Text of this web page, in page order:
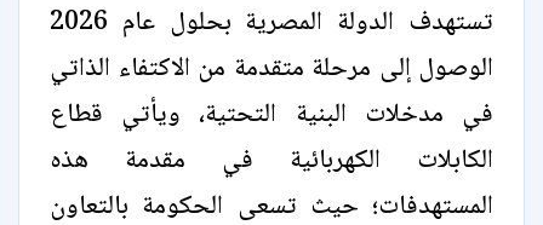
تستهدف الدولة المصرية بحلول عام 2026
الوصول إلى مرحلة متقدمة من الاكتفاء الذاتي
في مدخلات البنية التحتية، ويأتي قطاع
الكابلات الكهربائية في مقدمة هذه
المستهدفات؛ حيث تسعى الحكومة بالتعاون